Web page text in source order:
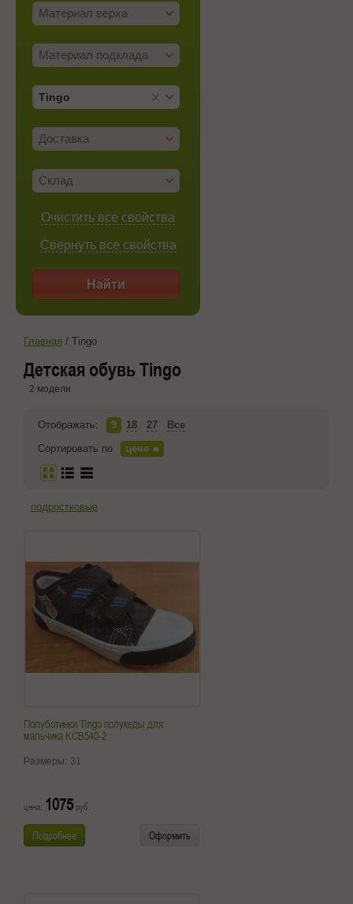
Материал верха
Материал подклада
Tingo
Доставка
Склад
Очистить все свойства
Свернуть все свойства
Найти
Главная / Tingo
Детская обувь Tingo
2 модели
Отображать: 9 18 27
Все
Сортировать по
цене
подростковые
Полуботинки Tingo полукеды для
мальчика KCB540-2
Размеры: 31
цена: 1075 руб.
Подробнее Оформить